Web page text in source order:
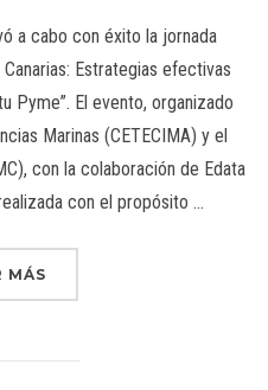
a cabo con éxito la jornada
Estrategias efectivas
Pyme”. El evento, organizado
Marinas (CETECIMA) y el
con la colaboración de Edata
con el propósito …
MÁS